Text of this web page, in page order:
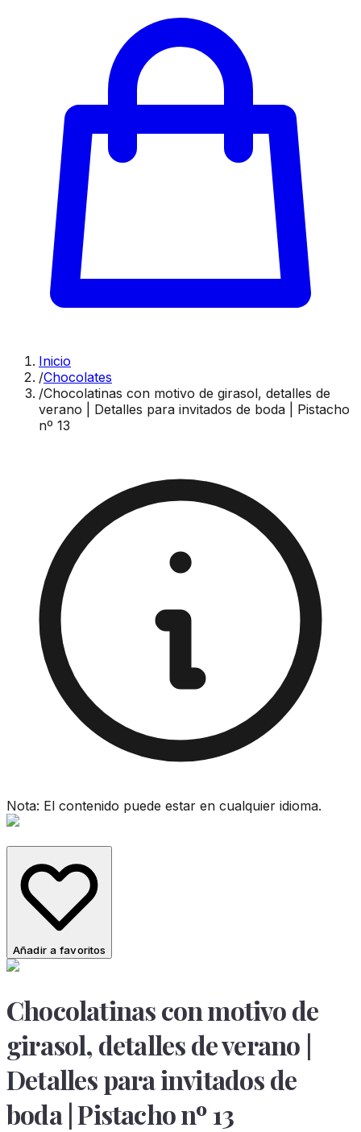
Inicio
/Chocolates
/Chocolatinas con motivo de girasol, detalles de
verano | Detalles para invitados de boda | Pistacho
nº 13
Nota: El contenido puede estar en cualquier idioma.
Añadir a favoritos
Chocolatinas con motivo de
girasol, detalles de verano |
Detalles para invitados de
boda | Pistacho nº 13